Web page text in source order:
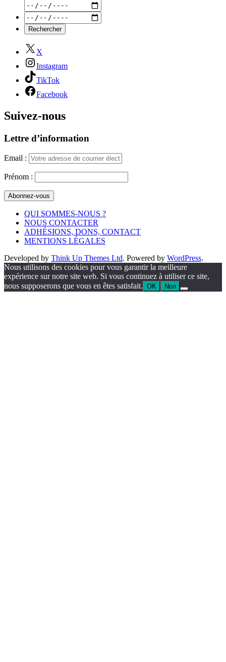
X
Instagram
TikTok
Facebook
Suivez-nous
Lettre d’information
Email :
Prénom :
QUI SOMMES-NOUS ?
NOUS CONTACTER
ADHÉSIONS, DONS, CONTACT
MENTIONS LÉGALES
Developed by Think Up Themes Ltd. Powered by WordPress.
Nous utilisons des cookies pour vous garantir la meilleure
expérience sur notre site web. Si vous continuez à utiliser ce site,
nous supposerons que vous en êtes satisfait. OK Non